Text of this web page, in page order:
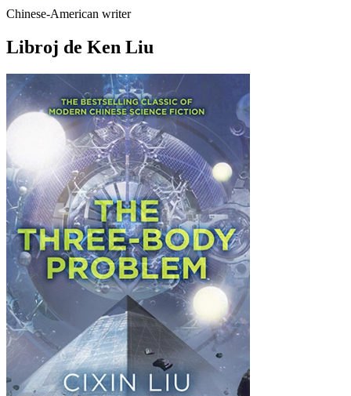
Chinese-American writer
Libroj de Ken Liu